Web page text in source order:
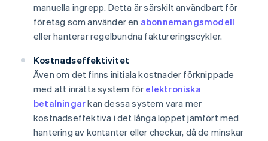
manuella ingrepp. Detta är särskilt användbart för
företag som använder en abonnemangsmodell
eller hanterar regelbundna faktureringscykler.
Kostnadseffektivitet
Även om det finns initiala kostnader förknippade
med att inrätta system för elektroniska
betalningarkan dessa system vara mer
kostnadseffektiva i det långa loppet jämfört med
hantering av kontanter eller checkar, då de minskar